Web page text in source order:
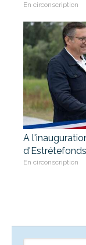
En circonscription
A
d'Estrétefonds
En circonscription